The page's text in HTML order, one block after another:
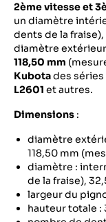
2ème vitesse et
un diamètre
dents de la fraise),
diamètre
118,50 mm
Kubotades séries
L2601 et autres.
Dimensions :
diamètre
118,50 mm
diamètre :
de la fraise),
largeur du
hauteur totale :